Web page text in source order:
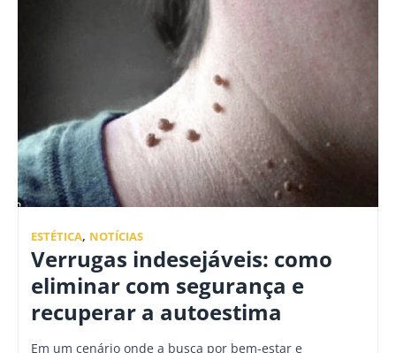
ESTÉTICA, NOTÍCIAS
Verrugas indesejáveis: como
eliminar com segurança e
recuperar a autoestima
Em um cenário onde a busca por bem-estar e